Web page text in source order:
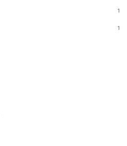
1
1